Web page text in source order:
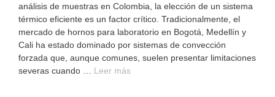
análisis de muestras en Colombia, la elección de un sistema
térmico eficiente es un factor crítico. Tradicionalmente, el
mercado de hornos para laboratorio en Bogotá, Medellín y
Cali ha estado dominado por sistemas de convección
forzada que, aunque comunes, suelen presentar limitaciones
severas cuando … Leer más